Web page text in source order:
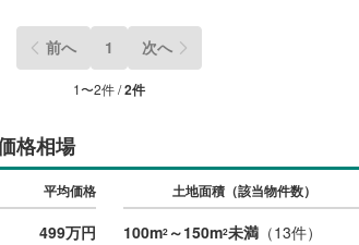
前へ 1 次へ
1〜2件 /2件
格相場
平均価格 土地面積（該当物件数）
499万円 100m2～150m2未満（13件）